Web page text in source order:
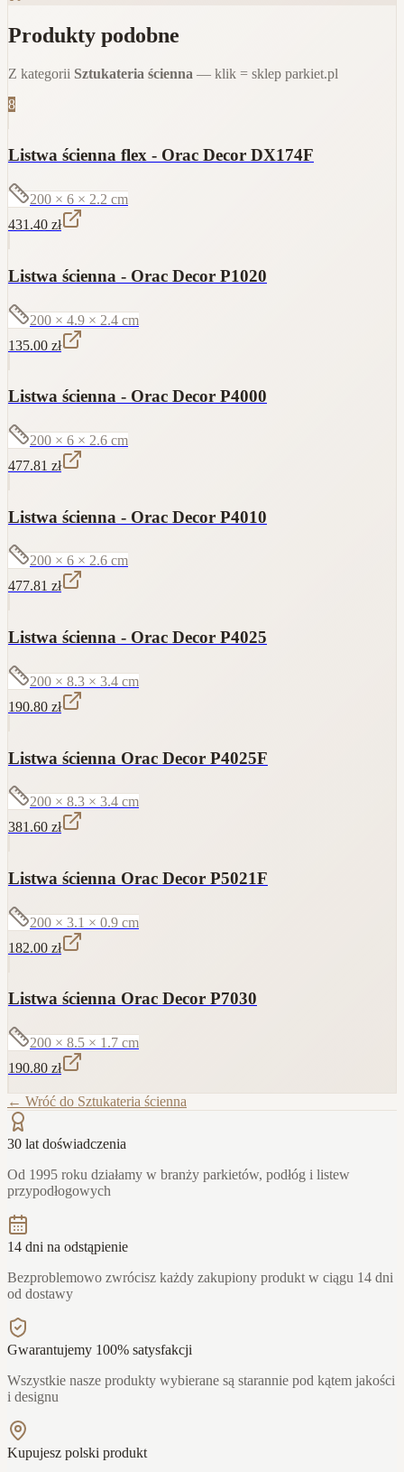
Produkty podobne
Z kategorii Sztukateria ścienna — klik = sklep parkiet.pl
8
Listwa ścienna flex - Orac Decor DX174F
200 × 6 × 2.2 cm
431.40 zł
Listwa ścienna - Orac Decor P1020
200 × 4.9 × 2.4 cm
135.00 zł
Listwa ścienna - Orac Decor P4000
200 × 6 × 2.6 cm
477.81 zł
Listwa ścienna - Orac Decor P4010
200 × 6 × 2.6 cm
477.81 zł
Listwa ścienna - Orac Decor P4025
200 × 8.3 × 3.4 cm
190.80 zł
Listwa ścienna Orac Decor P4025F
200 × 8.3 × 3.4 cm
381.60 zł
Listwa ścienna Orac Decor P5021F
200 × 3.1 × 0.9 cm
182.00 zł
Listwa ścienna Orac Decor P7030
200 × 8.5 × 1.7 cm
190.80 zł
← Wróć do Sztukateria ścienna
30 lat doświadczenia
Od 1995 roku działamy w branży parkietów, podłóg i listew
przypodłogowych
14 dni na odstąpienie
Bezproblemowo zwrócisz każdy zakupiony produkt w ciągu 14 dni
od dostawy
Gwarantujemy 100% satysfakcji
Wszystkie nasze produkty wybierane są starannie pod kątem jakości
i designu
Kupujesz polski produkt